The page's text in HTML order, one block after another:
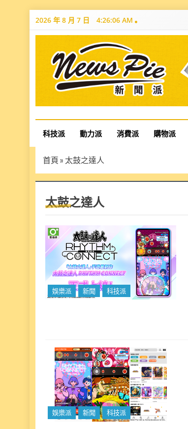
Skip
2026 年 8 月 7 日 4:26:07 AM
News Pie
最有料的新聞
科技派 動力派 消費派 購物派
首頁 » 太鼓之達人
太鼓之達人
娛樂派 新聞 科技派
娛樂派 新聞 科技派